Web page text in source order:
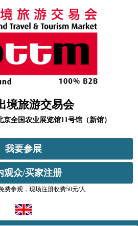
境旅游交易会
京全国农业展览馆11号馆（新馆）
我要参展
观众/买家注册
费参观，现场注册收费50元/人